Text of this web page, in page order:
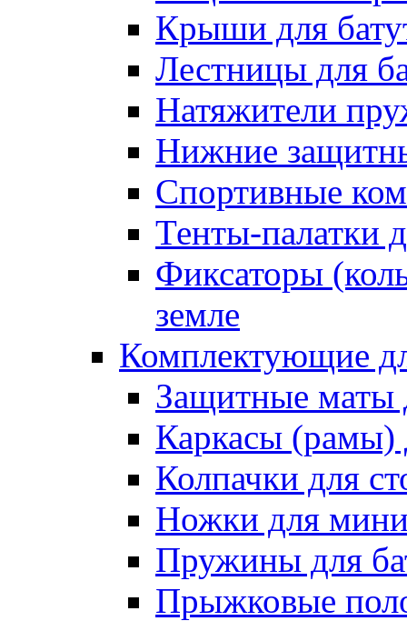
Крыши для
Лестницы для
Натяжители
Нижние
Спортивные
Тенты-палатки
Фиксаторы
земле
Комплектующие
Защитные маты
Каркасы (рамы)
Колпачки для
Ножки для
Пружины для
Прыжковые